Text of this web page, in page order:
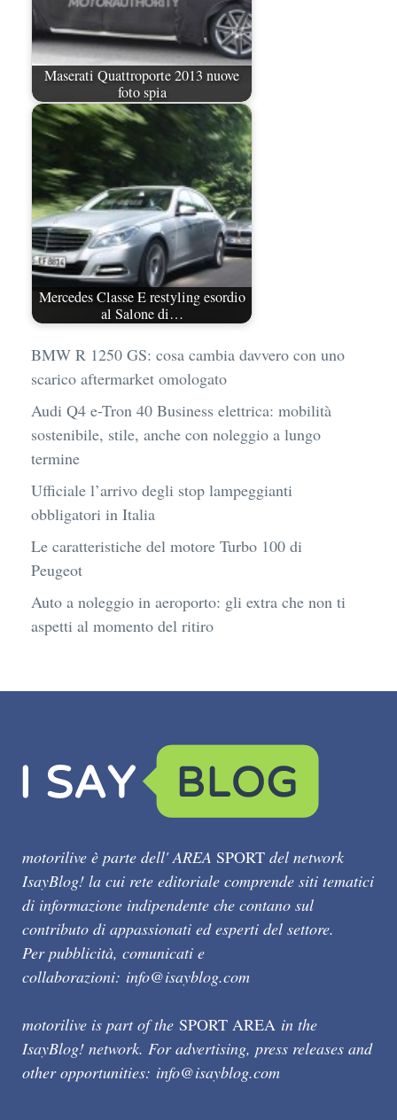
Maserati Quattroporte 2013 nuove
foto spia
Mercedes Classe E restyling esordio
al Salone di…
BMW R 1250 GS: cosa cambia davvero con uno
scarico aftermarket omologato
Audi Q4 e-Tron 40 Business elettrica: mobilità
sostenibile, stile, anche con noleggio a lungo
termine
Ufficiale l’arrivo degli stop lampeggianti
obbligatori in Italia
Le caratteristiche del motore Turbo 100 di
Peugeot
Auto a noleggio in aeroporto: gli extra che non ti
aspetti al momento del ritiro
motorilive è parte dell' AREA SPORT del network
IsayBlog! la cui rete editoriale comprende siti tematici
di informazione indipendente che contano sul
contributo di appassionati ed esperti del settore.
Per pubblicità, comunicati e
collaborazioni: info@isayblog.com
motorilive is part of the SPORT AREA in the
IsayBlog! network. For advertising, press releases and
other opportunities: info@isayblog.com